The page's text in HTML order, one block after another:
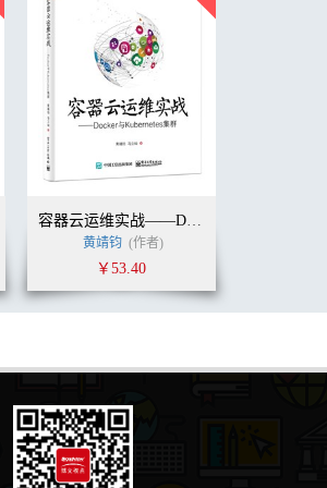
容器云运维实战——Docker与Kubernetes集群
黄靖钧 (作者)
￥53.40